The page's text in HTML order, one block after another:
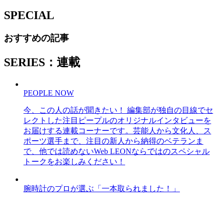
SPECIAL
おすすめの記事
SERIES：連載
PEOPLE NOW
今、この人の話が聞きたい！ 編集部が独自の目線でセ
レクトした注目ピープルのオリジナルインタビューを
お届けする連載コーナーです。芸能人から文化人、ス
ポーツ選手まで、注目の新人から納得のベテランま
で、他では読めないWeb LEONならではのスペシャル
トークをお楽しみください！
腕時計のプロが選ぶ「一本取られました！」